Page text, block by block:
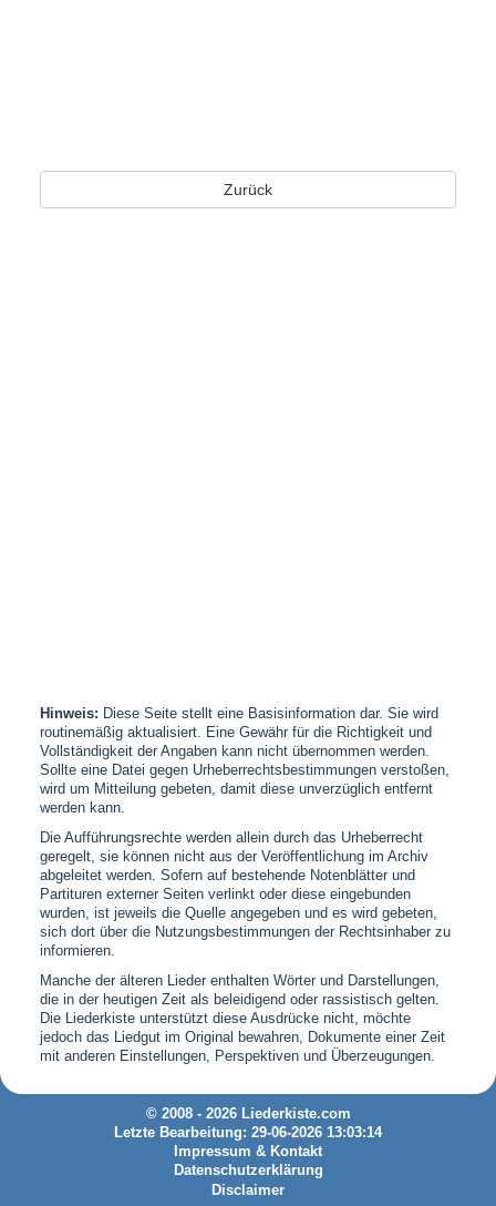
Zurück
Hinweis: Diese Seite stellt eine Basisinformation dar. Sie wird
routinemäßig aktualisiert. Eine Gewähr für die Richtigkeit und
Vollständigkeit der Angaben kann nicht übernommen werden.
Sollte eine Datei gegen Urheberrechtsbestimmungen verstoßen,
wird um Mitteilung gebeten, damit diese unverzüglich entfernt
werden kann.
Die Aufführungsrechte werden allein durch das Urheberrecht
geregelt, sie können nicht aus der Veröffentlichung im Archiv
abgeleitet werden. Sofern auf bestehende Notenblätter und
Partituren externer Seiten verlinkt oder diese eingebunden
wurden, ist jeweils die Quelle angegeben und es wird gebeten,
sich dort über die Nutzungsbestimmungen der Rechtsinhaber zu
informieren.
Manche der älteren Lieder enthalten Wörter und Darstellungen,
die in der heutigen Zeit als beleidigend oder rassistisch gelten.
Die Liederkiste unterstützt diese Ausdrücke nicht, möchte
jedoch das Liedgut im Original bewahren, Dokumente einer Zeit
mit anderen Einstellungen, Perspektiven und Überzeugungen.
© 2008 - 2026 Liederkiste.com
Letzte Bearbeitung: 29-06-2026 13:03:14
Impressum & Kontakt
Datenschutzerklärung
Disclaimer